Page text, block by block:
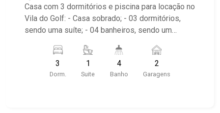
Casa com 3 dormitórios e piscina para locação no
Vila do Golf: - Casa sobrado; - 03 dormitórios,
sendo uma suíte; - 04 banheiros, sendo um
Sala de jantar; - Sala de estar; - Cozinha
planejada; - Área de Serviço planejada; - Corredor
lateral; - Espaço gourmet; - Jardim com
3
Dorm.
1
Suite
4
Banho
2
Garagens